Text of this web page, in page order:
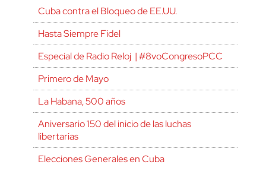
Cuba contra el Bloqueo de EE.UU.
Hasta Siempre Fidel
Especial de Radio Reloj | #8voCongresoPCC
Primero de Mayo
La Habana, 500 años
Aniversario 150 del inicio de las luchas
libertarias
Elecciones Generales en Cuba